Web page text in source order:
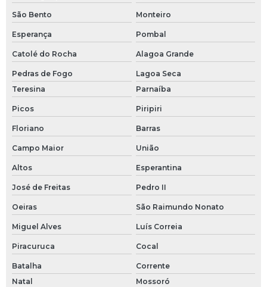
São Bento Monteiro
Esperança Pombal
Catolé do Rocha Alagoa Grande
Pedras de Fogo
Lagoa Seca
Teresina
Parnaíba
Picos Piripiri
Floriano Barras
Campo Maior União
Altos Esperantina
José de Freitas Pedro II
Oeiras São Raimundo Nonato
Miguel Alves Luís Correia
Piracuruca Cocal
Batalha
Corrente
Natal
Mossoró